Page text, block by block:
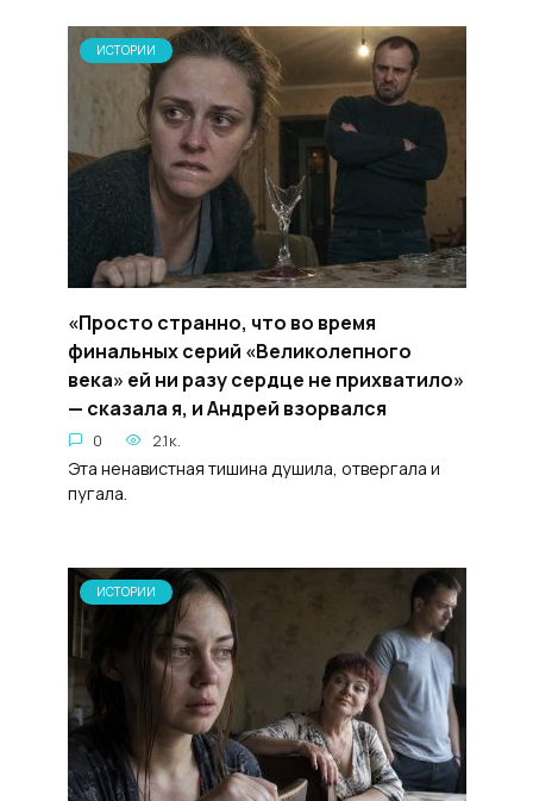
ИСТОРИИ
«Просто странно, что во время
финальных серий «Великолепного
века» ей ни разу сердце не прихватило»
— сказала я, и Андрей взорвался
0 2.1к.
Эта ненавистная тишина душила, отвергала и
пугала.
ИСТОРИИ